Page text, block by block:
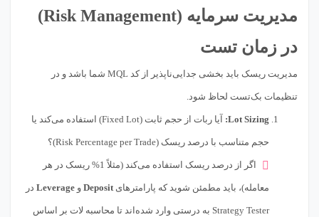
مدیریت سرمایه (Risk Management)
در زمان تست
مدیریت ریسک باید بخشی جدایی‌ناپذیر از کد MQL شما باشد و در
تنظیمات بک‌تست لحاظ شود.
Lot Sizing: آیا ربات از حجم ثابت (Fixed Lot) استفاده می‌کند یا
حجم متناسب با درصد ریسک (Risk Percentage per Trade)؟
اگر از درصد ریسک استفاده می‌کند (مثلاً 1% ریسک در هر
معامله)، باید مطمئن شوید که پارامترهایDeposit و Leverage در
Strategy Tester به درستی وارد شده‌اند تا محاسبه لات بر اساس